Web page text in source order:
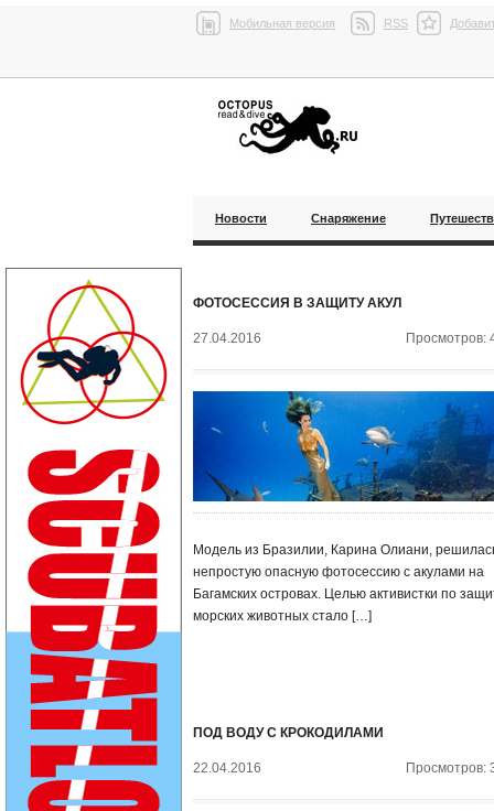
Мобильная версия RSS
Новости Снаряжение
ФОТОСЕСCИЯ В ЗАЩИТУ АКУЛ
27.04.2016 Просмотров:
Модель из Бразилии, Карина Олиани,
непростую опасную фотосессию с акулами на
Багамских островах. Целью активистки по
морских животных стало […]
ПОД ВОДУ С КРОКОДИЛАМИ
22.04.2016 Просмотров: